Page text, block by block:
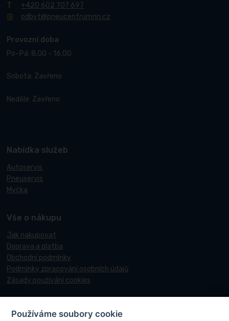
+420 602 707 697
odbyt@pneucentrumnn.cz
Provozní doba
Po–Pá: 8.00 - 16.00
Sobota: Zavřeno
Neděle: Zavřeno
Nabídka služeb
Autoservis
Pneuservis
Myčka
Vše o nákupu
Jak nakupovat
Doprava a platba
Obchodní podmínky
Podmínky zpracování osobních údajů
Zásady používání cookies
Používáme soubory cookie